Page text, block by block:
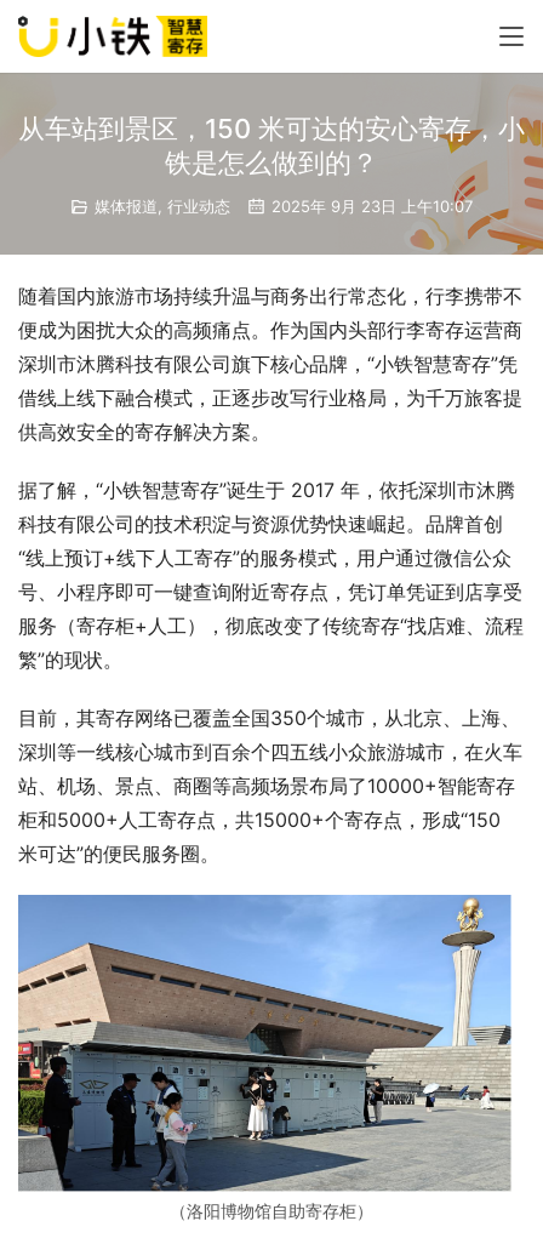
从车站到景区，150 米可达的安心寄存，小
铁是怎么做到的？
媒体报道 行业动态 2025年 9月 23日 上午10:07
随着国内旅游市场持续升温与商务出行常态化，行李携带不
便成为困扰大众的高频痛点。作为国内头部行李寄存运营商
深圳市沐腾科技有限公司旗下核心品牌，“小铁智慧寄存”凭
借线上线下融合模式，正逐步改写行业格局，为千万旅客提
供高效安全的寄存解决方案。
据了解，“小铁智慧寄存”诞生于 2017 年，依托深圳市沐腾
科技有限公司的技术积淀与资源优势快速崛起。品牌首创
“线上预订+线下人工寄存”的服务模式，用户通过微信公众
号、小程序即可一键查询附近寄存点，凭订单凭证到店享受
服务（寄存柜+人工），彻底改变了传统寄存“找店难、流程
繁”的现状。
目前，其寄存网络已覆盖全国350个城市，从北京、上海、
深圳等一线核心城市到百余个四五线小众旅游城市，在火车
站、机场、景点、商圈等高频场景布局了10000+智能寄存
柜和5000+人工寄存点，共15000+个寄存点，形成“150
米可达”的便民服务圈。
（洛阳博物馆自助寄存柜）